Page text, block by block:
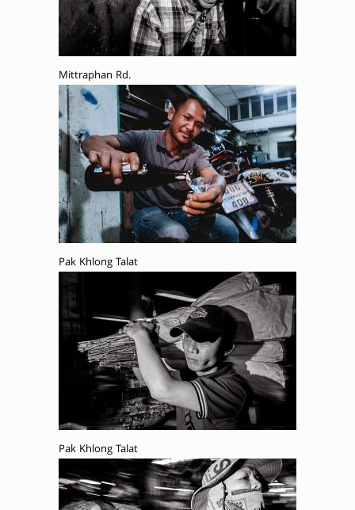
Mittraphan Rd.
Pak Khlong Talat
Pak Khlong Talat